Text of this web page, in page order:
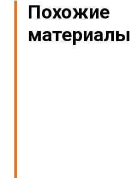
Похожие
материалы